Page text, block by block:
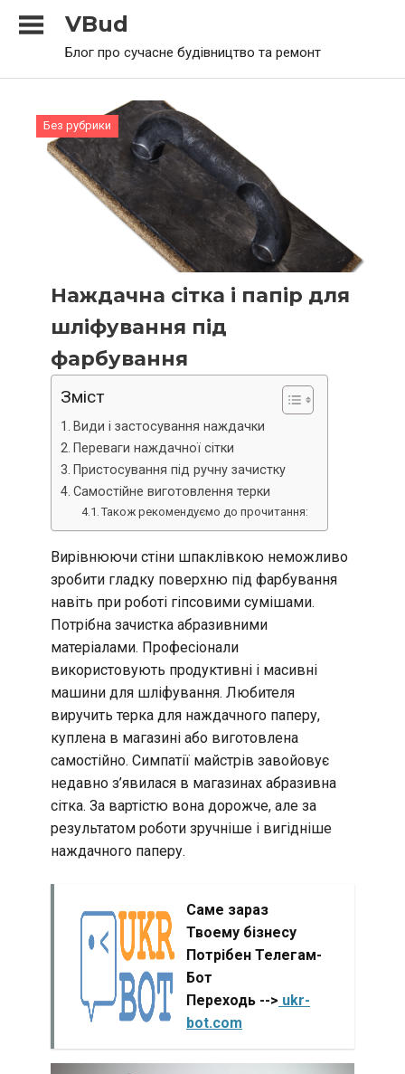
VBud
Блог про сучасне будівництво та ремонт
Без рубрики
Наждачна сітка і папір для
шліфування під
фарбування
Зміст
Види і застосування наждачки
Переваги наждачної сітки
Пристосування під ручну зачистку
Самостійне виготовлення терки
Також рекомендуємо до прочитання:
Вирівнюючи стіни шпаклівкою неможливо
зробити гладку поверхню під фарбування
навіть при роботі гіпсовими сумішами.
Потрібна зачистка абразивними
матеріалами. Професіонали
використовують продуктивні і масивні
машини для шліфування. Любителя
виручить терка для наждачного паперу,
куплена в магазині або виготовлена
самостійно. Симпатії майстрів завойовує
недавно з’явилася в магазинах абразивна
сітка. За вартістю вона дорожче, але за
результатом роботи зручніше і вигідніше
наждачного паперу.
Саме зараз
Твоему бізнесу
Потрібен Телегам-
Бот
Переходь --> ukr-
bot.com